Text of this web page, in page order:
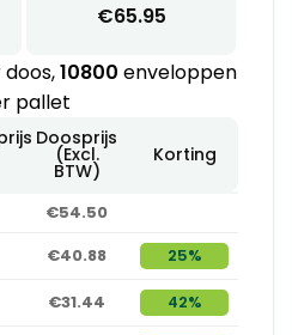
€65.95
10800 enveloppen
pallet
Doosprijs
(Excl.
BTW)
Korting
€54.50
€40.88 25%
€31.44 42%